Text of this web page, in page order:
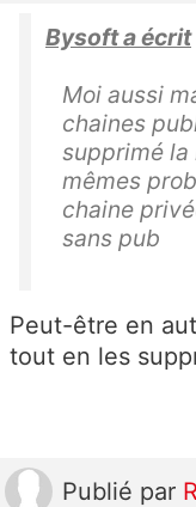
Bysoft a écrit
Moi aussi
chaines
supprimé la
mêmes
chaine
sans pub
Peut-être en
tout en les
Publié par